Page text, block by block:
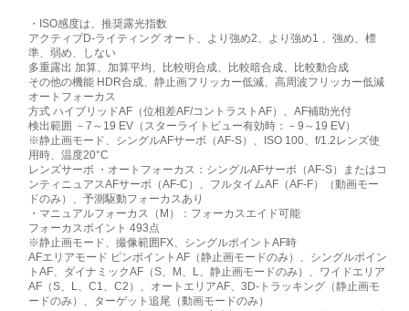
・ISO感度は、推奨露光指数
アクティブD-ライティング オート、より強め2、より強め1 、強め、標
準、弱め、しない
多重露出 加算、加算平均、比較明合成、比較暗合成、比較動合成
その他の機能 HDR合成、静止画フリッカー低減、高周波フリッカー低減
オートフォーカス
方式 ハイブリッドAF（位相差AF/コントラストAF）、AF補助光付
検出範囲 －7～19 EV（スターライトビュー有効時：－9～19 EV）
※静止画モード、シングルAFサーボ（AF-S）、ISO 100、f/1.2レンズ使
用時、温度20°C
レンズサーボ ・オートフォーカス：シングルAFサーボ（AF-S）またはコ
ンティニュアスAFサーボ（AF-C）、フルタイムAF（AF-F）（動画モー
ドのみ）、予測駆動フォーカスあり
・マニュアルフォーカス（M）：フォーカスエイド可能
フォーカスポイント 493点
※静止画モード、撮像範囲FX、シングルポイントAF時
AFエリアモード ピンポイントAF（静止画モードのみ）、シングルポイン
トAF、ダイナミックAF（S、M、L、静止画モードのみ）、ワイドエリア
AF（S、L、C1、C2）、オートエリアAF、3D-トラッキング（静止画モ
ードのみ）、ターゲット追尾（動画モードのみ）